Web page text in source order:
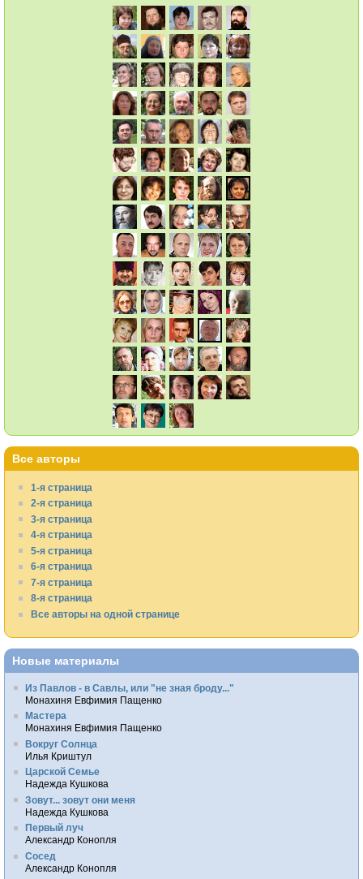
Все авторы
1-я страница
2-я страница
3-я страница
4-я страница
5-я страница
6-я страница
7-я страница
8-я страница
Все авторы на одной странице
Новые материалы
Из Павлов - в Савлы, или "не зная броду..."
Монахиня Евфимия Пащенко
Мастера
Монахиня Евфимия Пащенко
Вокруг Солнца
Илья Криштул
Царской Семье
Надежда Кушкова
Зовут... зовут они меня
Надежда Кушкова
Первый луч
Александр Конопля
Сосед
Александр Конопля